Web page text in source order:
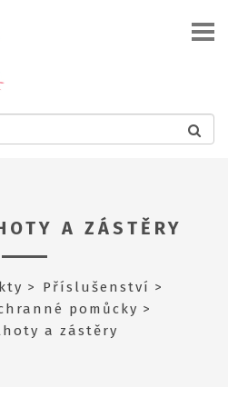
A ZÁSTĚRY
Příslušenství
pomůcky
a zástěry